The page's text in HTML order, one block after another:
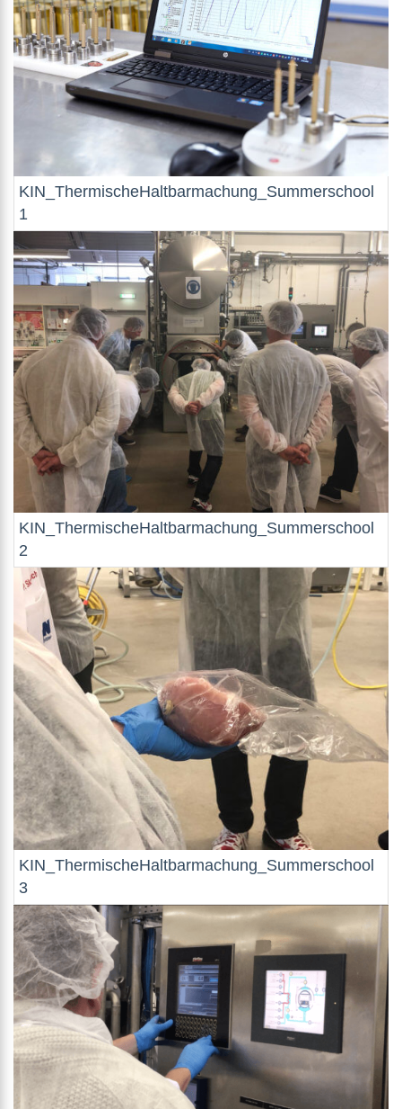
KIN_ThermischeHaltbarmachung_Summerschool
1
KIN_ThermischeHaltbarmachung_Summerschool
2
KIN_ThermischeHaltbarmachung_Summerschool
3